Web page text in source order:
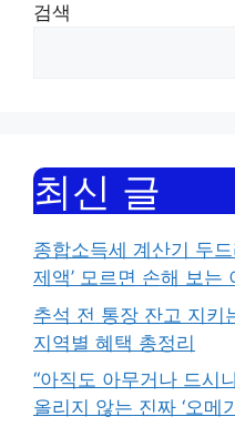
검색
최신 글
종합소득세 계산기 두
제액’ 모르면 손해 보는
추석 전 통장 잔고 지
지역별 혜택 총정리
“아직도 아무거나 드시
올리지 않는 진짜 ‘오메